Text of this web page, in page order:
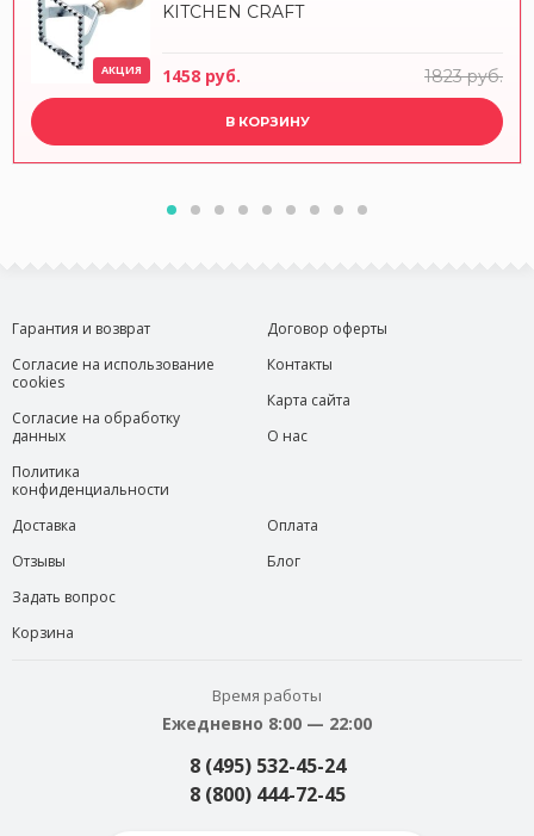
АКЦИЯ
KITCHEN CRAFT
1458 руб. 1823 руб.
В КОРЗИНУ
Гарантия и возврат
Согласие на использование
cookies
Согласие на обработку
данных
Политика
конфиденциальности
Договор оферты
Контакты
Карта сайта
О нас
Доставка
Отзывы
Задать вопрос
Корзина
Оплата
Блог
Время работы
Ежедневно 8:00 — 22:00
8 (495) 532-45-24
8 (800) 444-72-45